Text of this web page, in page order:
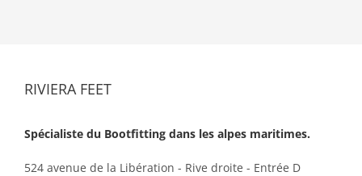
RIVIERA FEET
Spécialiste du Bootfitting dans les alpes maritimes.
524 avenue de la Libération - Rive droite - Entrée D